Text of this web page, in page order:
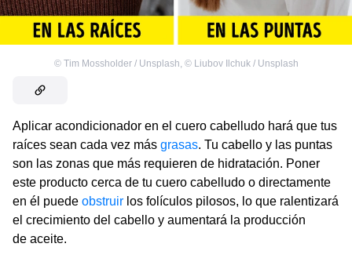
© Tim Mossholder / Unsplash, © Liubov Ilchuk / Unsplash
Aplicar acondicionador en el cuero cabelludo hará que tus
raíces sean cada vez más grasas. Tu cabello y las puntas
son las zonas que más requieren de hidratación. Poner
este producto cerca de tu cuero cabelludo o directamente
en él puede obstruir los folículos pilosos, lo que ralentizará
el crecimiento del cabello y aumentará la producción
de aceite.